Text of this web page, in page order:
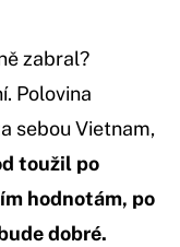
zabral?
Polovina
sebou Vietnam,
toužil po
hodnotám, po
dobré.